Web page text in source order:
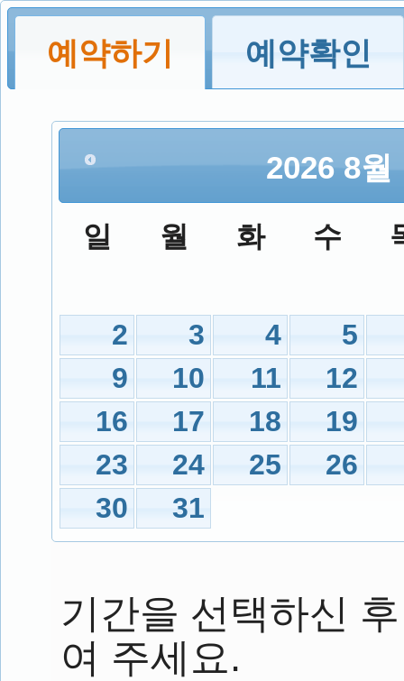
예약하기 예약확인
2026 8월
일 월 화 수
2 3 4
5
9
10 11 12
16
17 18 19
23
24 25 26
30
31
기간을 선택하신
여 주세요.